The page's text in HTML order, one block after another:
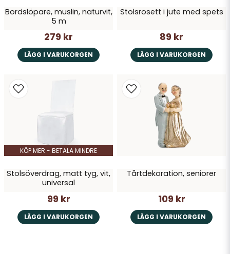
Bordslöpare, muslin, naturvit,
5 m
279 kr
LÄGG I VARUKORGEN
Stolsrosett i jute med spets
89 kr
LÄGG I VARUKORGEN
KÖP MER - BETALA MINDRE
Stolsöverdrag, matt tyg, vit,
universal
99 kr
LÄGG I VARUKORGEN
Tårtdekoration, seniorer
109 kr
LÄGG I VARUKORGEN